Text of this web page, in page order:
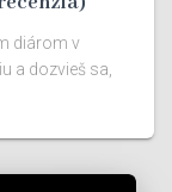
diárom v
a dozvieš sa,